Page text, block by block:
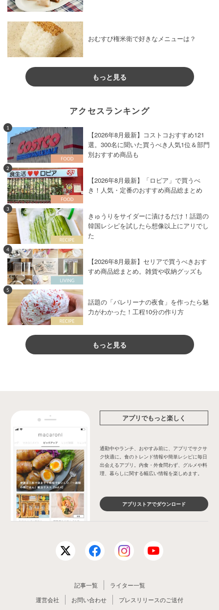
おむすび権米衛で好きなメニューは？
もっと見る
アクセスランキング
1
【2026年8月最新】コストコおすすめ121
選。300名に聞いた買うべき人気1位＆部門
別おすすめ商品も
2
【2026年8月最新】「ロピア」で買うべ
き！人気・定番のおすすめ商品総まとめ
3
きゅうりをサイダーに漬けるだけ！話題の
韓国レシピを試したら想像以上にアリでし
た
4
【2026年8月最新】セリアで買うべきおす
すめ商品総まとめ。雑貨や収納グッズも
5
話題の「バレリーナの夜食」を作ったら魅
力がわかった！工程10分の作り方
もっと見る
アプリでもっと楽しく
通勤中やランチ、おやすみ前に、アプリでサクサ
ク快適に。食のトレンド情報や簡単レシピに毎日
出会えるアプリ。内食・外食問わず、グルメや料
理、暮らしに関する幅広い情報を楽しめます。
アプリストアでダウンロード
記事一覧
ライター一覧
運営会社
お問い合わせ プレスリリースのご送付